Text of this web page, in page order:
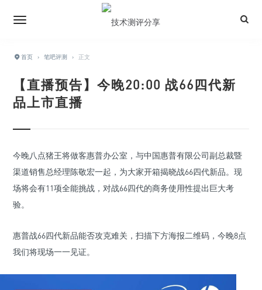
首页 › 笔吧评测 › 正文
【直播预告】今晚20:00 战66四代新
品上市直播
今晚八点猪王将做客惠普办公室，与中国惠普有限公司副总裁暨
渠道销售总经理陈敬宏一起，为大家开箱揭晓战66四代新品。现
场将会有11项全能挑战，对战66四代的商务使用性提出巨大考
验。
惠普战66四代新品能否攻克难关，扫描下方海报二维码，今晚8点
我们将现场一一见证。